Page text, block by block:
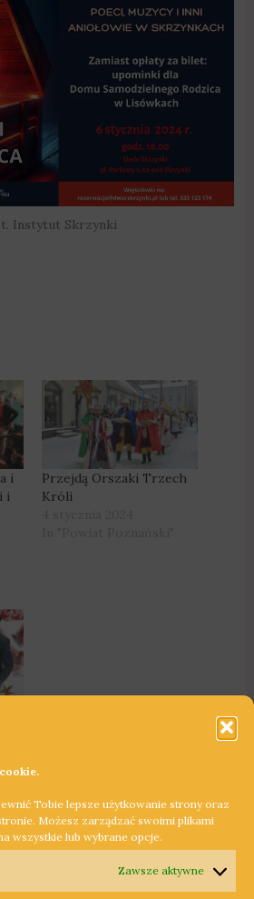
Tobie lepsze użytkowanie strony oraz
Możesz zarządzać swoimi plikami
wszystkie lub wybrane opcje.
Zawsze aktywne
Instytut Skrzynki
i
i
Przejdą Orszaki Trzech
Króli
Następny Wpis